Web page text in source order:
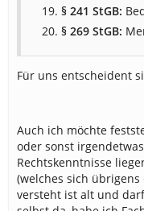
§ 241 StGB:
§ 269 StGB:
Für uns entscheident
Auch ich möchte
oder sonst
Rechtskenntnisse
(welches sich
versteht ist alt und